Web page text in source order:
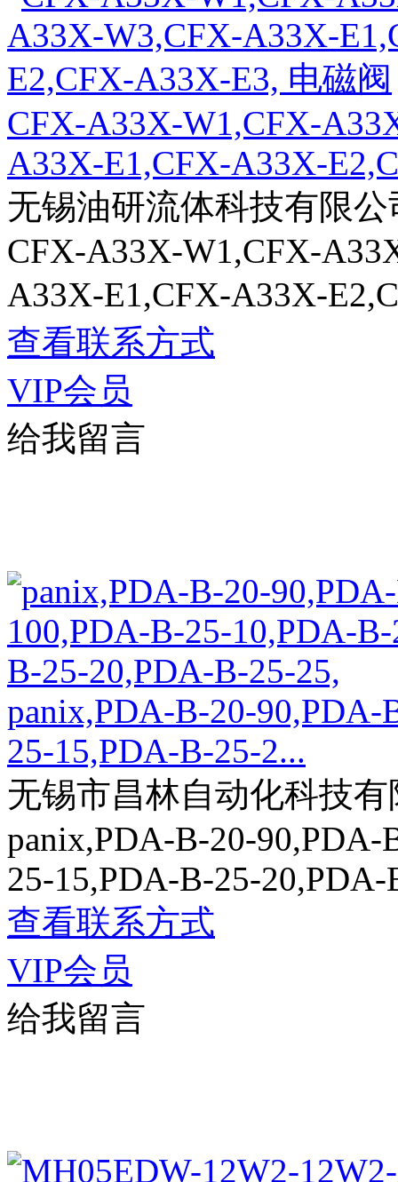
CFX-A33X-W1,CFX-
A33X-E1,CFX-A33X-
无锡油研流体科技有限公
CFX-A33X-W1,CFX-
A33X-E1,CFX-A33X-
查看联系方式
VIP会员
给我留言
panix,PDA-B-20-
25-15,PDA-B-25-2...
无锡市昌林自动化科技有
panix,PDA-B-20-
25-15,PDA-B-25-20,PDA-
查看联系方式
VIP会员
给我留言